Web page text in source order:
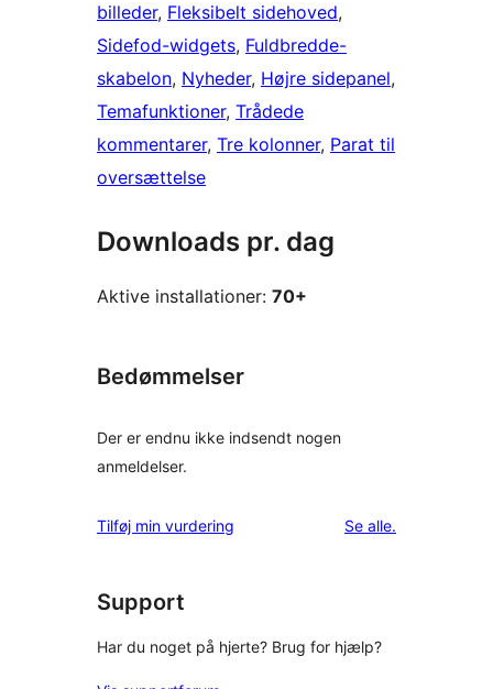
billeder, Fleksibelt sidehoved
Sidefod-widgets, Fuldbredde-
skabelon, Nyheder, Højre sidepanel
Temafunktioner, Trådede
kommentarer, Tre kolonner, Parat til
oversættelse
Downloads pr. dag
Aktive installationer: 70+
Bedømmelser
Der er endnu ikke indsendt nogen
anmeldelser.
Tilføj min vurdering Se alleanmeldelser
.
Support
Har du noget på hjerte? Brug for hjælp?